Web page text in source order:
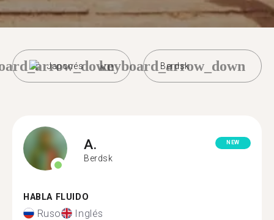
Japonés Berdsk
keyboard_arrow_down
A.
Berdsk
NEW
HABLA FLUIDO
Ruso Inglés